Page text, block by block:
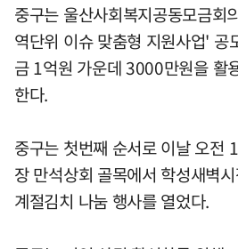
중구는 울산사회복지공동모금회
역단위 이슈 맞춤형 지원사업' 공
금 1억원 가운데 3000만원을 활
한다.
중구는 첫번째 순서로 이날 오전
장 만석상회 골목에서 학성새벽
계절김치 나눔 행사를 열었다.